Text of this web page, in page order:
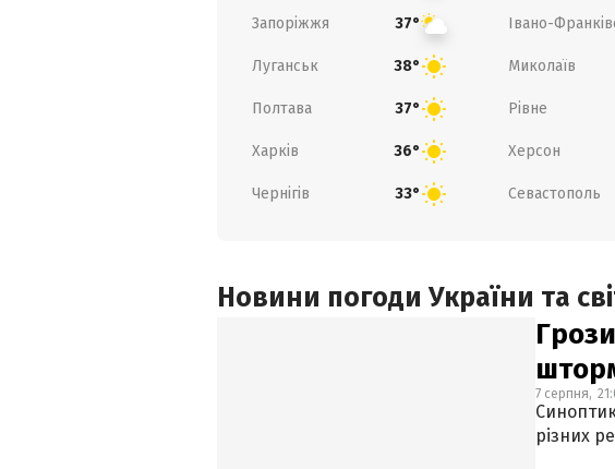
Запоріжжя 37° Івано-
Луганськ 38° Миколаїв
Полтава 37° Рівне
Харків 36° Херсон
Чернігів 33° Севастополь
Новини погоди України та
7 серпня,
різних